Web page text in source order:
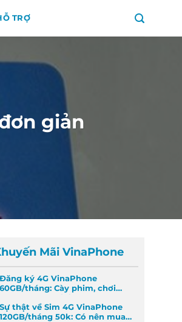
TRỢ
giản
Mãi VinaPhone
Đăng ký 4G VinaPhone
60GB/tháng: Cày phim, chơi
Sự thật về Sim 4G VinaPhone
120GB/tháng 50k: Có nên mua